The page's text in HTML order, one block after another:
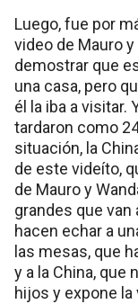
Luego, fue por
video de Mauro
demostrar que
una casa, pero
él la iba a visitar.
tardaron como
situación, la
de este videíto,
de Mauro y
grandes que van
hacen echar a
las mesas, que
y a la China, que
hijos y expone la